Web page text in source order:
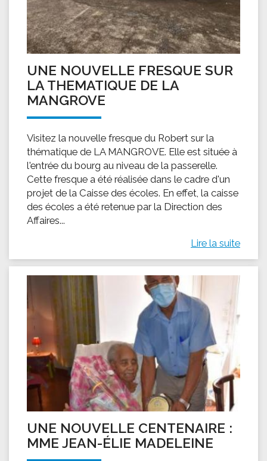
UNE NOUVELLE FRESQUE SUR
LA THEMATIQUE DE LA
MANGROVE
Visitez la nouvelle fresque du Robert sur la
thématique de LA MANGROVE. Elle est située à
l'entrée du bourg au niveau de la passerelle.
Cette fresque a été réalisée dans le cadre d'un
projet de la Caisse des écoles. En effet, la caisse
des écoles a été retenue par la Direction des
Affaires...
Lire la suite
UNE NOUVELLE CENTENAIRE :
MME JEAN-ÉLIE MADELEINE